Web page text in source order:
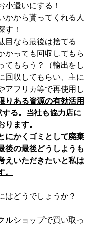
小遣いにする！
かから貰ってくれる人
す！
目なら最後は捨てる
かっても回収してもら
てもらう？（輸出をし
回収してもらい、主に
アフリカ等で再使用し
りある資源の有効活用
る。当社も協力店に
ります。
にかくゴミとして廃棄
後の最後どうしようも
えいただきたいと私は
はどうでしょうか？
ルショップで買い取っ